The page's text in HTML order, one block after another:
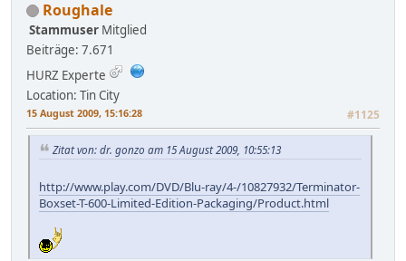
Roughale
Stammuser Mitglied
Beiträge: 7.671
HURZ Experte
Location: Tin City
15 August 2009, 15:16:28 #1125
Zitat von: dr. gonzo am 15 August 2009, 10:55:13
http://www.play.com/DVD/Blu-ray/4-/10827932/Terminator-
Boxset-T-600-Limited-Edition-Packaging/Product.html